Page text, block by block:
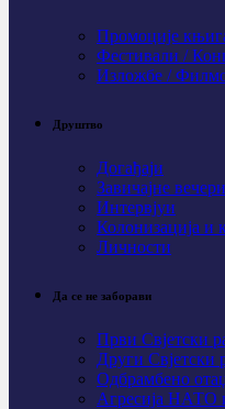
Промоције
Фестивали /
Изложбе /
Друштво
Догађаји
Завичајне
Интервјуи
Колонизација и
Личности
Да се не заборави
Први Свјeтски
Други
Одбрамбено
Агресија НАТО